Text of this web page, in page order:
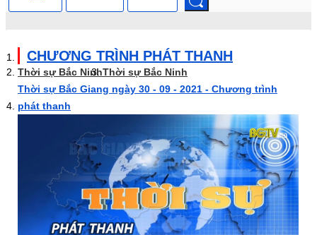
CHƯƠNG TRÌNH PHÁT THANH
Thời sự Bắc NinhThời sự Bắc Ninh
Thời sự Bắc Giang ngày 30 - 09 - 2021 - Chương trình
phát thanh